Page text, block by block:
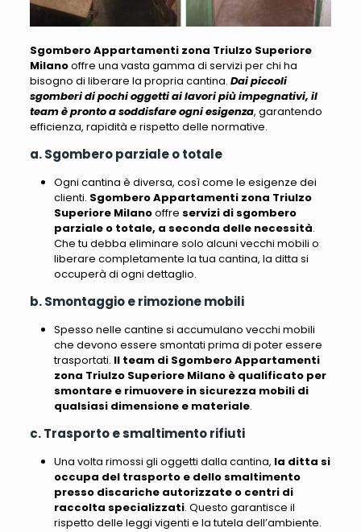
Sgombero Appartamenti zona Triulzo Superiore
Milanooffre una vasta gamma di servizi per chi ha
bisogno di liberare la propria cantina. Dai piccoli
sgomberi di pochi oggetti ai lavori più impegnativi, il
team è pronto a soddisfare ogni esigenza, garantendo
efficienza, rapidità e rispetto delle normative.
a. Sgombero parziale o totale
Ogni cantina è diversa, così come le esigenze dei
clienti. Sgombero Appartamenti zona Triulzo
Superiore Milanooffre servizi di sgombero
parziale o totale, a seconda delle necessità.
Che tu debba eliminare solo alcuni vecchi mobili o
liberare completamente la tua cantina, la ditta si
occuperà di ogni dettaglio.
b. Smontaggio e rimozione mobili
Spesso nelle cantine si accumulano vecchi mobili
che devono essere smontati prima di poter essere
trasportati. Il team di Sgombero Appartamenti
zona Triulzo Superiore Milano è qualificato per
smontare e rimuovere in sicurezza mobili di
qualsiasi dimensione e materiale.
c. Trasporto e smaltimento rifiuti
Una volta rimossi gli oggetti dalla cantina, la ditta si
occupa del trasporto e dello smaltimento
presso discariche autorizzate o centri di
raccolta specializzati. Questo garantisce il
rispetto delle leggi vigenti e la tutela dell’ambiente.